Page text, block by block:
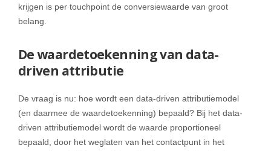
krijgen is per touchpoint de conversiewaarde van groot
belang.
De waardetoekenning van data-
driven attributie
De vraag is nu: hoe wordt een data-driven attributiemodel
(en daarmee de waardetoekenning) bepaald? Bij het data-
driven attributiemodel wordt de waarde proportioneel
bepaald, door het weglaten van het contactpunt in het